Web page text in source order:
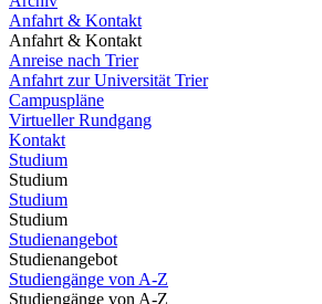
Anfahrt & Kontakt
Anfahrt & Kontakt
Anreise nach Trier
Anfahrt zur Universität Trier
Campuspläne
Virtueller Rundgang
Kontakt
Studium
Studium
Studium
Studium
Studienangebot
Studienangebot
Studiengänge von A-Z
Studiengänge von A-Z